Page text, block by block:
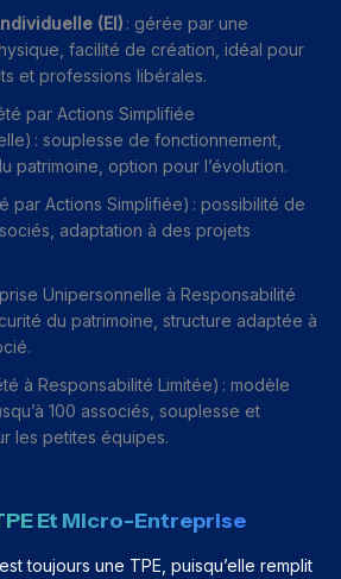
(EI) : gérée par une
facilité de création, idéal pour
et professions libérales.
par Actions Simplifiée
: souplesse de fonctionnement,
patrimoine, option pour l’évolution.
par Actions Simplifiée) : possibilité de
adaptation à des projets
Unipersonnelle à Responsabilité
du patrimoine, structure adaptée à
à Responsabilité Limitée) : modèle
100 associés, souplesse et
les petites équipes.
Et Micro-Entreprise
est toujours une TPE, puisqu’elle remplit